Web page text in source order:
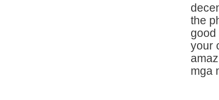
the
good
your
mga